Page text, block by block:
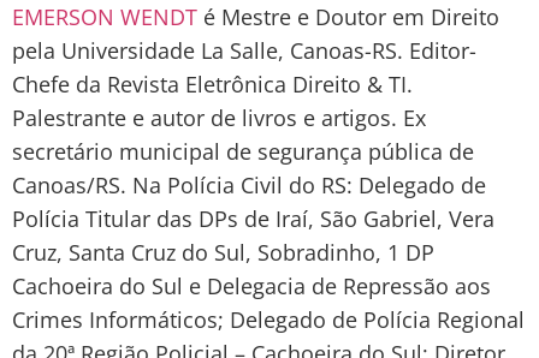
EMERSON WENDT é Mestre e Doutor em Direito
pela Universidade La Salle, Canoas-RS. Editor-
Chefe da Revista Eletrônica Direito & TI.
Palestrante e autor de livros e artigos. Ex
secretário municipal de segurança pública de
Canoas/RS. Na Polícia Civil do RS: Delegado de
Polícia Titular das DPs de Iraí, São Gabriel, Vera
Cruz, Santa Cruz do Sul, Sobradinho, 1 DP
Cachoeira do Sul e Delegacia de Repressão aos
Crimes Informáticos; Delegado de Polícia Regional